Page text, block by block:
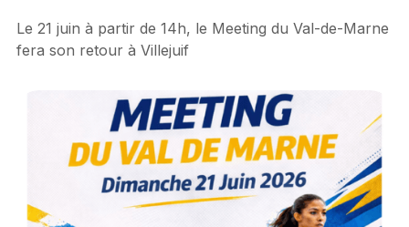
Le 21 juin à partir de 14h, le Meeting du Val-de-Marne
fera son retour à Villejuif